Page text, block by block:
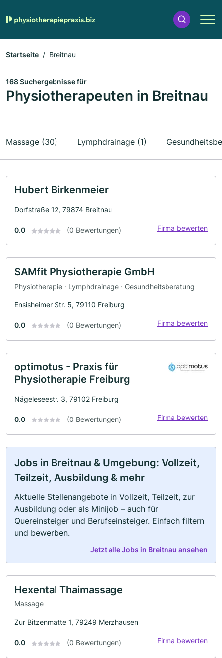
Startseite Breitnau
168 Suchergebnisse für
Physiotherapeuten in Breitnau
Massage (30) Lymphdrainage (1)
Hubert Birkenmeier
Dorfstraße 12, 79874 Breitnau
0.0 (0 Bewertungen) Firma bewerten
SAMfit Physiotherapie GmbH
Physiotherapie · Lymphdrainage · Gesundheitsberatung
Ensisheimer Str. 5, 79110 Freiburg
0.0 (0 Bewertungen) Firma bewerten
optimotus - Praxis für
Physiotherapie Freiburg
Nägeleseestr. 3, 79102 Freiburg
0.0 (0 Bewertungen) Firma bewerten
Jobs in Breitnau & Umgebung: Vollzeit,
Teilzeit, Ausbildung & mehr
Aktuelle Stellenangebote in Vollzeit, Teilzeit, zur
Ausbildung oder als Minijob – auch für
Quereinsteiger und Berufseinsteiger. Einfach filtern
und bewerben.
Jetzt alle Jobs in Breitnau ansehen
Hexental Thaimassage
Massage
Zur Bitzenmatte 1, 79249 Merzhausen
0.0 (0 Bewertungen) Firma bewerten